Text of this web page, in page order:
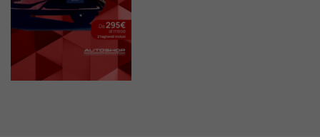
Valuta Il Tuo Usato
Mondo Honda